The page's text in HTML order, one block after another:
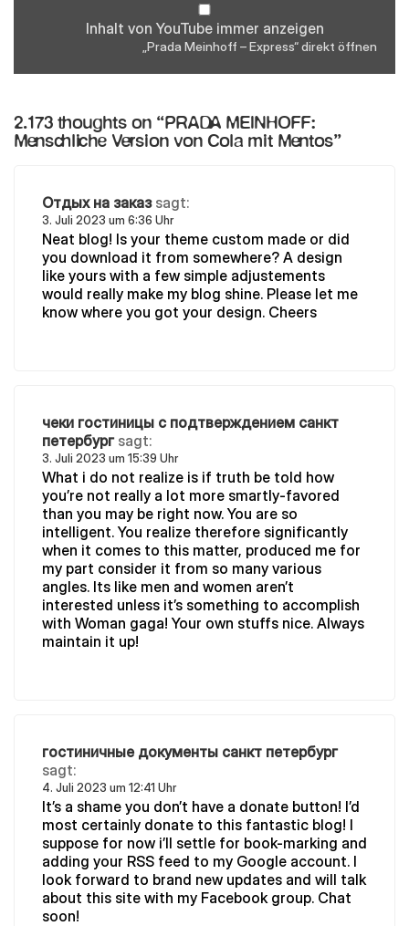
Inhalt von YouTube immer anzeigen
„Prada Meinhoff – Express“ direkt öffnen
2.173 thoughts on “PRADA MEINHOFF:
Menschliche Version von Cola mit Mentos”
Отдых на заказ sagt:
3. Juli 2023 um 6:36 Uhr
Neat blog! Is your theme custom made or did
you download it from somewhere? A design
like yours with a few simple adjustements
would really make my blog shine. Please let me
know where you got your design. Cheers
чеки гостиницы с подтверждением санкт
петербург sagt:
3. Juli 2023 um 15:39 Uhr
What i do not realize is if truth be told how
you’re not really a lot more smartly-favored
than you may be right now. You are so
intelligent. You realize therefore significantly
when it comes to this matter, produced me for
my part consider it from so many various
angles. Its like men and women aren’t
interested unless it’s something to accomplish
with Woman gaga! Your own stuffs nice. Always
maintain it up!
гостиничные документы санкт петербург
sagt:
4. Juli 2023 um 12:41 Uhr
It’s a shame you don’t have a donate button! I’d
most certainly donate to this fantastic blog! I
suppose for now i’ll settle for book-marking and
adding your RSS feed to my Google account. I
look forward to brand new updates and will talk
about this site with my Facebook group. Chat
soon!